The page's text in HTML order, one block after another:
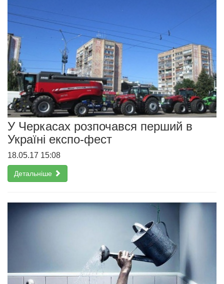
У Черкасах розпочався перший в
Україні експо-фест
18.05.17 15:08
Детальніше